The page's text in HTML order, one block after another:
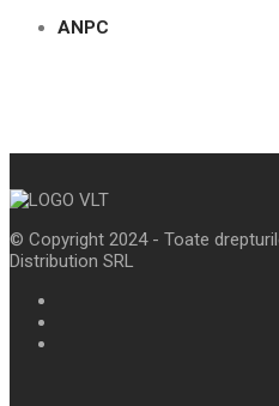
ANPC
© Copyright 2024 - Toate
Distribution SRL